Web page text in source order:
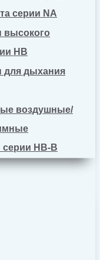
серии NA
высокого
HB
для дыхания
воздушные/
HB-B